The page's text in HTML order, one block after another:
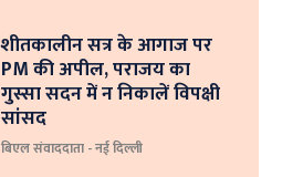
शीतकालीन सत्र के आगाज पर
PM की अपील, पराजय का
गुस्सा सदन में न निकालें विपक्षी
सांसद
बिएल संवाददाता - नई दिल्ली